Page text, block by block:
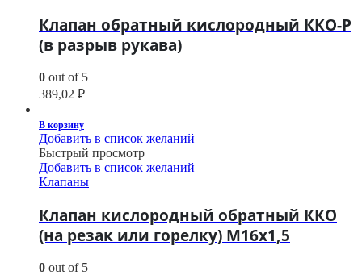
Клапан обратный кислородный ККО-Р
(в разрыв рукава)
0 out of 5
389,02 ₽
В корзину
Добавить в список желаний
Быстрый просмотр
Добавить в список желаний
Клапаны
Клапан кислородный обратный ККО
(на резак или горелку) М16х1,5
0 out of 5